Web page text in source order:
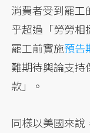
消費者受到罷工
乎超過「勞勞相
罷工前實施預告
難期待輿論支
款」。
同樣以美國來